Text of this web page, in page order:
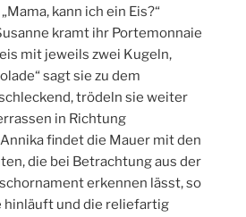
kann ich ein Eis?“
kramt ihr Portemonnaie
mit jeweils zwei Kugeln,
sagt sie zu dem
trödeln sie weiter
in Richtung
findet die Mauer mit den
die bei Betrachtung aus der
erkennen lässt, so
hinläuft und die reliefartig